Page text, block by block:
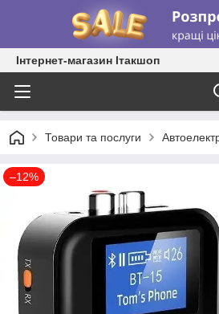
Інтернет-магазин Ітакшоп
Товари та послуги
–12%